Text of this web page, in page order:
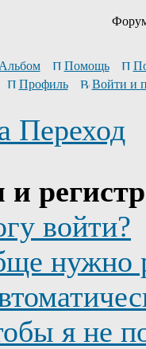
Альбом Помощь
Профиль
Войти и
Переход
войти?
нужно
я не